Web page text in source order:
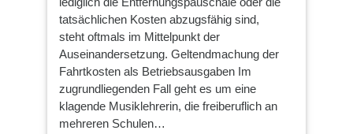
tatsächlichen Kosten abzugsfähig sind,
steht oftmals im Mittelpunkt der
Auseinandersetzung. Geltendmachung der
Fahrtkosten als Betriebsausgaben Im
zugrundliegenden Fall geht es um eine
klagende Musiklehrerin, die freiberuflich an
mehreren Schulen…